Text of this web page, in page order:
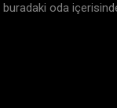
oda